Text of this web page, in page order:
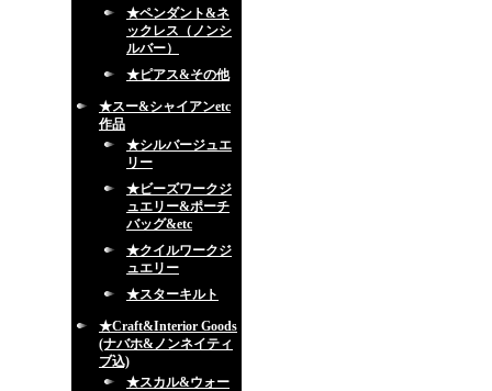
★ペンダント&ネ
ックレス（ノンシ
ルバー）
★ピアス&その他
★スー&シャイアンetc
作品
★シルバージュエ
リー
★ビーズワークジ
ュエリー&ポーチ
バッグ&etc
★クイルワークジ
ュエリー
★スターキルト
★Craft&Interior Goods
(ナバホ&ノンネイティ
ブ込)
★スカル&ウォー